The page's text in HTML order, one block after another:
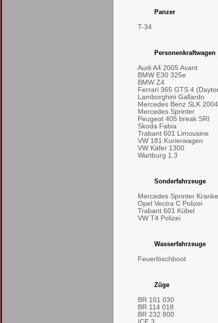
Panzer
T-34
Personenkraftwagen
Audi A4 2005 Avant
BMW E30 325e
BMW Z4
Ferrari 365 GTS 4
Lamborghini Gallardo
Mercedes Benz SLK
Mercedes Sprinter
Peugeot 405 break SRI
Skoda Fabia
Trabant 601 Limousine
VW 181 Kurierwagen
VW Käfer 1300
Wartburg 1.3
Sonderfahrzeuge
Mercedes Sprinter
Opel Vectra C Polizei
Trabant 601 Kübel
VW T4 Polizei
Wasserfahrzeuge
Feuerlöschboot
Züge
BR 101 030
BR 114 018
BR 232 800